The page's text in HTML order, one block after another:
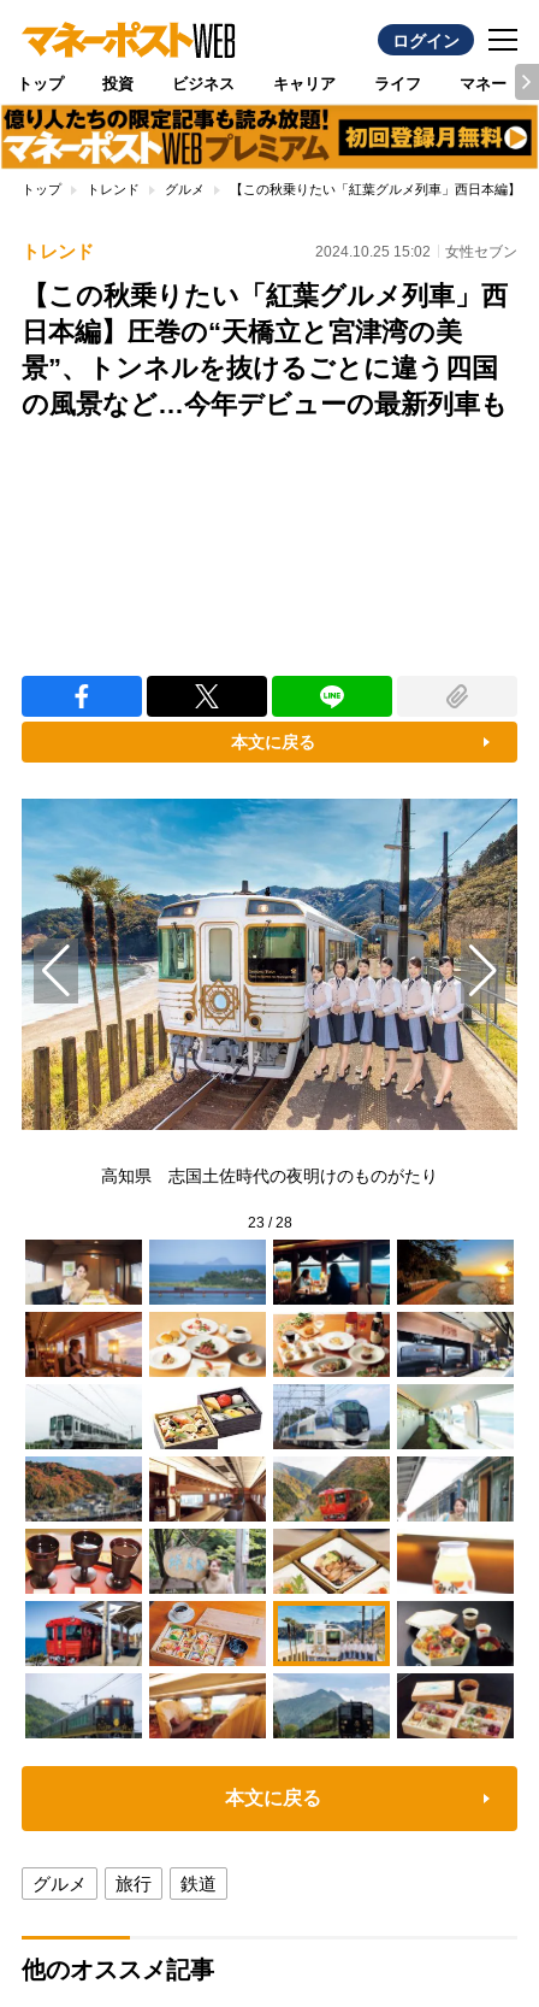
ログイン
トップ 投資 ビジネス キャリア ライフ マネー
トップ トレンド グルメ 【この秋乗りたい「紅葉グルメ列車」西日本編】
トレンド 2024.10.25 15:02 女性セブン
【この秋乗りたい「紅葉グルメ列車」西
日本編】圧巻の“天橋立と宮津湾の美
景”、トンネルを抜けるごとに違う四国
の風景など…今年デビューの最新列車も
本文に戻る
高知県 志国土佐時代の夜明けのものがたり
23/28
本文に戻る
グルメ 旅行 鉄道
他のオススメ記事